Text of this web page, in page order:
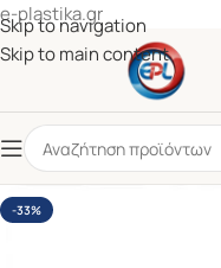
e-plastika.gr
Skip to navigation
Skip to main content
-33%